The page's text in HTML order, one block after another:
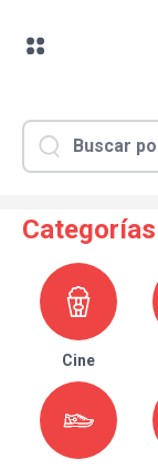
Categorías
Cine